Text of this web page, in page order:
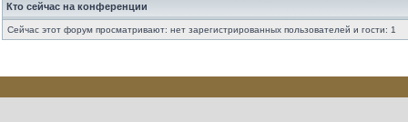
Кто сейчас на конференции
Сейчас этот форум просматривают: нет зарегистрированных пользователей и гости: 1